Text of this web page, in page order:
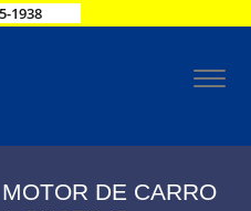
1938
DE CARRO